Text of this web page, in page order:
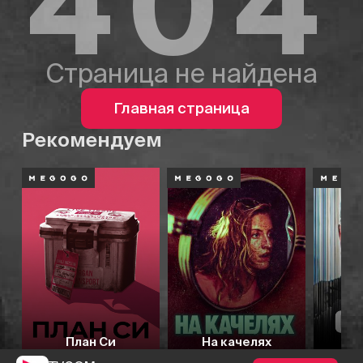
Страница не найдена
Главная страница
Рекомендуем
План Си На качелях